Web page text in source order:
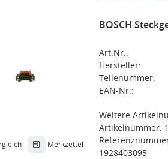
Merkzettel
BOSCH
Art.Nr.:
Hersteller:
Teilenummer:
EAN-Nr.:
Weitere
Artikelnummer:
1928403095